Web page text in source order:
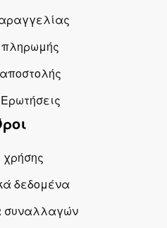
πληρωμής
χρήσης
δεδομένα